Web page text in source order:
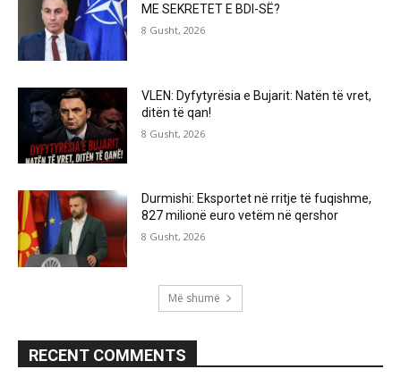
ME SEKRETET E BDI-SË?
8 Gusht, 2026
VLEN: Dyfytyrësia e Bujarit: Natën të vret,
ditën të qan!
8 Gusht, 2026
Durmishi: Eksportet në rritje të fuqishme,
827 milionë euro vetëm në qershor
8 Gusht, 2026
Më shumë
RECENT COMMENTS